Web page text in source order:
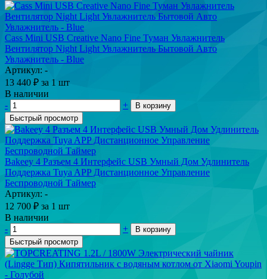
Cass Mini USB Creative Nano Fine Туман Увлажнитель
Вентилятор Night Light Увлажнитель Бытовой Авто
Увлажнитель - Blue
Артикул: -
13 440 ₽ за 1 шт
В наличии
-
+
В корзину
Быстрый просмотр
Bakeey 4 Разъем 4 Интерфейс USB Умный Дом Удлинитель
Поддержка Tuya APP Дистанционное Управление
Беспроводной Таймер
Артикул: -
12 700 ₽ за 1 шт
В наличии
-
+
В корзину
Быстрый просмотр